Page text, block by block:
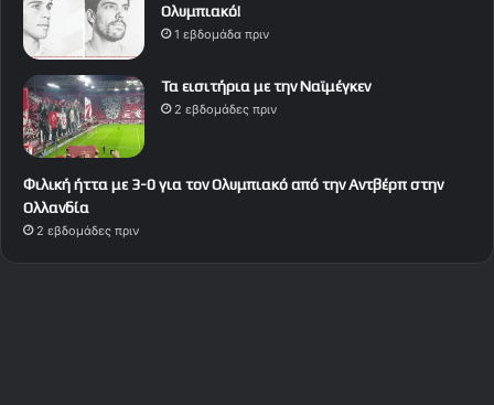
Ολυμπιακό!
1 εβδομάδα πριν
Τα εισιτήρια με την Ναϊμέγκεν
2 εβδομάδες πριν
Φιλική ήττα με 3-0 για τον Ολυμπιακό από την Αντβέρπ στην
Ολλανδία
2 εβδομάδες πριν